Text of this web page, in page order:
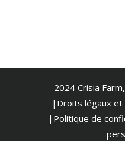
2024 Crisia
|Droits légaux et
| Politique de